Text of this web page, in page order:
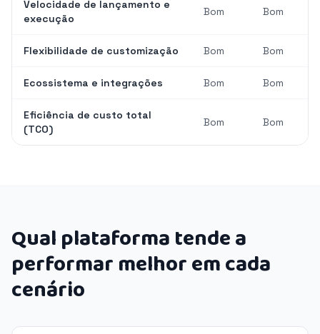
Velocidade de lançamento e
execução
Bom Bom
Flexibilidade de customização Bom Bom
Ecossistema e integrações Bom Bom
Eficiência de custo total
(TCO)
Bom Bom
Qual plataforma tende a
performar melhor em cada
cenário